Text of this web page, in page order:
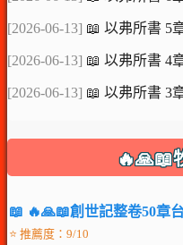
[2026-06-13] 📖 以弗所書 5
[2026-06-13] 📖 以弗所書 4
[2026-06-13] 📖 以弗所書 3
🔥🙏📖
📖 🔥🙏📖創世記整卷50章
⭐ 推薦度：9/10